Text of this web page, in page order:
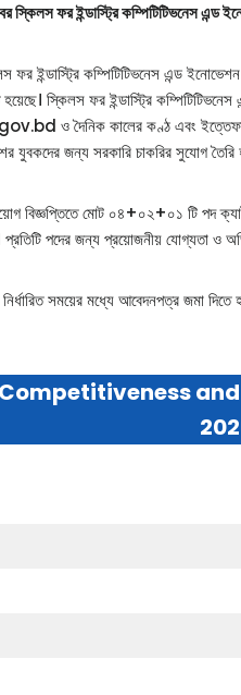
স্কিলস ফর ইন্ডাস্ট্রি কম্পিটিটিভনেস
কম্পিটিটিভনেস এন্ড ইনোভেশন
স্কিলস ফর ইন্ডাস্ট্রি
ও দৈনিক কালের কণ্ঠ এবং ইত্তেফাক
যুবকদের জন্য সরকারি চাকরির সুযোগ তৈরি
মোট ০৪+০২+০১ টি পদ ক্যাটাগরি
প্রতিটি পদের জন্য প্রয়োজনীয় যোগ্যতা ও
সময়ের মধ্যে আবেদনপত্র জমা দিতে